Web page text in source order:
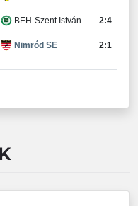
BEH-Szent István 2:4
Nimród SE 2:1